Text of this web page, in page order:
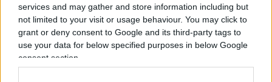
services and may gather and store information including but
not limited to your visit or usage behaviour. You may click to
grant or deny consent to Google and its third-party tags to
use your data for below specified purposes in below Google
consent section.
man mano che il mondo si fa più caldo». No. La
produzione agricola cresce perché le
biotecnologie hanno introdotto gli Ogm e i Paesi
illuminati ne fanno largo uso e perché la